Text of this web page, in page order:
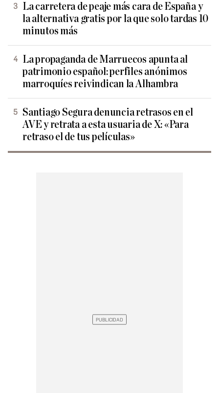
La carretera de peaje más cara de España y
la alternativa gratis por la que solo tardas 10
minutos más
La propaganda de Marruecos apunta al
patrimonio español: perfiles anónimos
marroquíes reivindican la Alhambra
Santiago Segura denuncia retrasos en el
AVE y retrata a esta usuaria de X: «Para
retraso el de tus películas»